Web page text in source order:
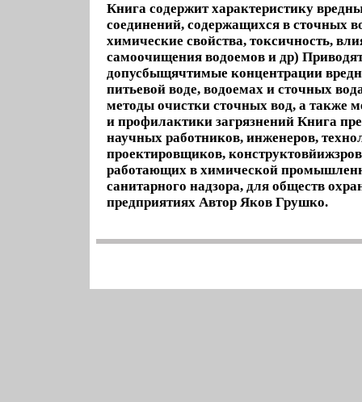
Книга содержит характеристику
соединений, содержащихся в сточных
химические свойства, токсичность,
самоочищения водоемов и др)
допусбыщячтимые концентрации
питьевой воде, водоемах и сточных
методы очистки сточных вод, а также
и профилактики загрязнений Книга
научных работников, инженеров,
проектировщиков,
работающих в химической
санитарного надзора, для обществ
предприятиях Автор Яков Грушко.